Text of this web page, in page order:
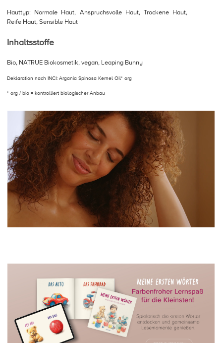
Hauttyp: Normale Haut, Anspruchsvolle Haut, Trockene Haut,
Reife Haut, Sensible Haut
Inhaltsstoffe
Bio, NATRUE Biokosmetik, vegan, Leaping Bunny
Deklaration nach INCI: Argania Spinosa Kernel Oil* org
* org / bio = kontrolliert biologischer Anbau